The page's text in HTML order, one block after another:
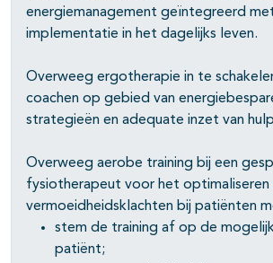
energiemanagement geïntegreerd
implementatie in het dagelijks leven.
Overweeg ergotherapie in te
coachen op gebied van
strategieën en adequate inzet van
Overweeg aerobe training bij een
fysiotherapeut voor het optimaliseren
vermoeidheidsklachten bij patiënten
stem de training af op de
patiënt;